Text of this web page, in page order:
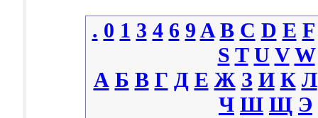
. 0 1 3 4 6 9 A B C D E F
S T U V W
А Б В Г Д Е Ж З И К Л
Ч Ш Щ Э